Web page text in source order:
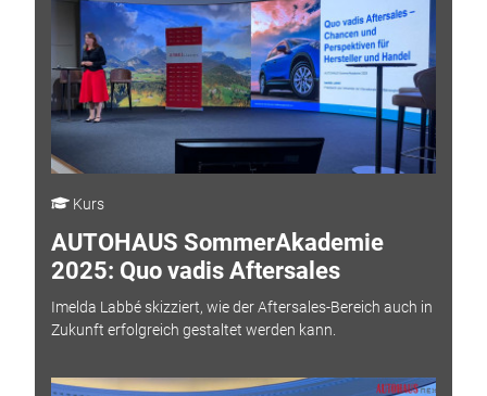
Kurs
AUTOHAUS SommerAkademie
2025: Quo vadis Aftersales
Imelda Labbé skizziert, wie der Aftersales-Bereich auch in
Zukunft erfolgreich gestaltet werden kann.